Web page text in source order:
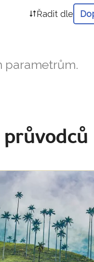
Řadit dle
parametrům.